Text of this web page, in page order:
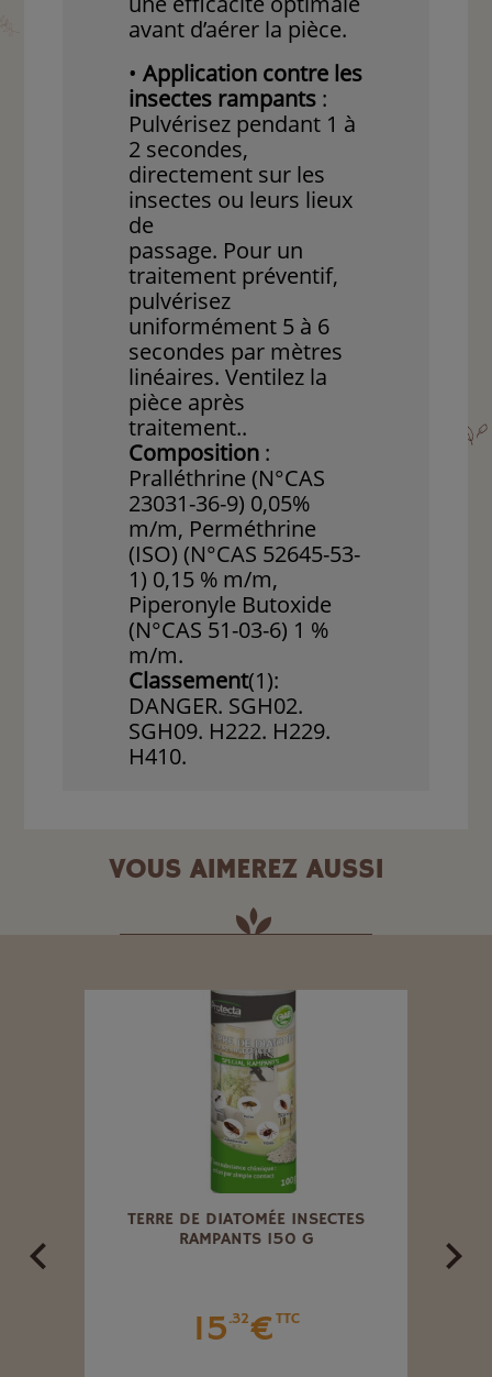
avant d’aérer la pièce.
• Application contre les
insectes rampants :
Pulvérisez pendant 1 à
2 secondes,
directement sur les
insectes ou leurs lieux
de
passage. Pour un
traitement préventif,
pulvérisez
uniformément 5 à 6
secondes par mètres
linéaires. Ventilez la
pièce après
traitement..
Composition :
Pralléthrine (N°CAS
23031-36-9) 0,05%
m/m, Perméthrine
(ISO) (N°CAS 52645-53-
1) 0,15 % m/m,
Piperonyle Butoxide
(N°CAS 51-03-6) 1 %
m/m.
Classement(1):
DANGER. SGH02.
SGH09. H222. H229.
H410.
VOUS AIMEREZ AUSSI
TERRE DE DIATOMÉE INSECTES
RAMPANTS 150 G
15.32€TTC